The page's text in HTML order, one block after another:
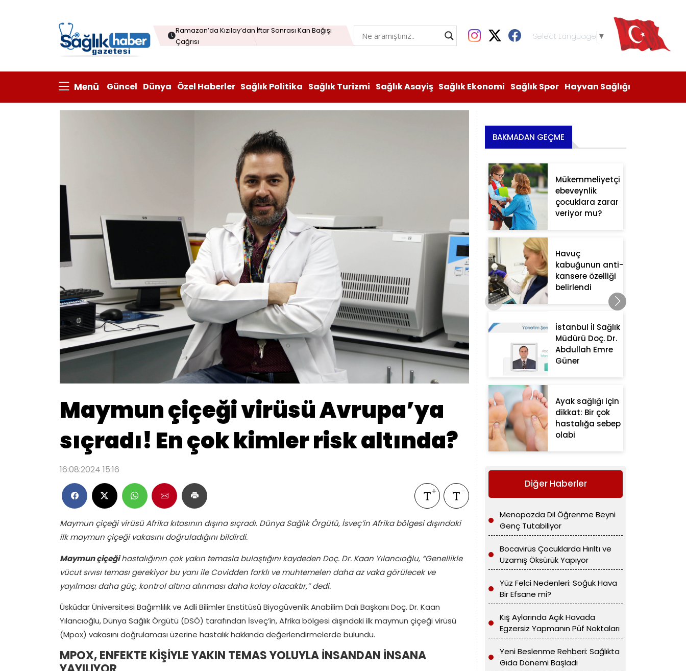
Ramazan’da Kızılay’dan İftar Sonrası Kan Bağışı
Çağrısı
Select Language ▼
Menü Güncel Dünya Özel Haberler Sağlık Politika Sağlık Turizmi Sağlık Asayiş Sağlık Ekonomi Sağlık Spor Hayvan Sağlığı
Maymun çiçeği virüsü Avrupa’ya
sıçradı! En çok kimler risk altında?
16:08:2024 15:16
Maymun çiçeği virüsü Afrika kıtasının dışına sıçradı. Dünya Sağlık Örgütü, İsveç’in Afrika bölgesi dışındaki
ilk maymun çiçeği vakasını doğruladığını bildirdi.
Maymun çiçeğihastalığının çok yakın temasla bulaştığını kaydeden Doç. Dr. Kaan Yılancıoğlu, “Genellikle
vücut sıvısı teması gerekiyor bu yanı ile Covidden farklı ve muhtemelen daha az vaka görülecek ve
yayılması daha güç, kontrol altına alınması daha kolay olacaktır,” dedi.
Üsküdar Üniversitesi Bağımlılık ve Adli Bilimler Enstitüsü Biyogüvenlik Anabilim Dalı Başkanı Doç. Dr. Kaan
Yılancıoğlu, Dünya Sağlık Örgütü (DSÖ) tarafından İsveç’in, Afrika bölgesi dışındaki ilk maymun çiçeği virüsü
(Mpox) vakasını doğrulaması üzerine hastalık hakkında değerlendirmelerde bulundu.
MPOX, ENFEKTE KİŞİYLE YAKIN TEMAS YOLUYLA İNSANDAN İNSANA
BAKMADAN GEÇME
Mükemmeliyetçi
ebeveynlik
çocuklara zarar
veriyor mu?
Havuç
kabuğunun anti-
kansere özelliği
belirlendi
İstanbul İl Sağlık
Müdürü Doç. Dr.
Abdullah Emre
Güner
Ayak sağlığı için
dikkat: Bir çok
hastalığa sebep
olabi
Diğer Haberler
Menopozda Dil Öğrenme Beyni
Genç Tutabiliyor
Bocavirüs Çocuklarda Hırıltı ve
Uzamış Öksürük Yapıyor
Yüz Felci Nedenleri: Soğuk Hava
Bir Efsane mi?
Kış Aylarında Açık Havada
Egzersiz Yapmanın Püf Noktaları
Yeni Beslenme Rehberi: Sağlıkta
Gıda Dönemi Başladı